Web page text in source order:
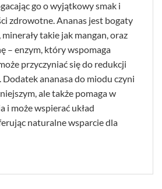
go o wyjątkowy smak i
zdrowotne. Ananas jest bogaty
takie jak mangan, oraz
– enzym, który wspomaga
przyczyniać się do redukcji
ananasa do miodu czyni
ale także pomaga w
i może wspierać układ
naturalne wsparcie dla